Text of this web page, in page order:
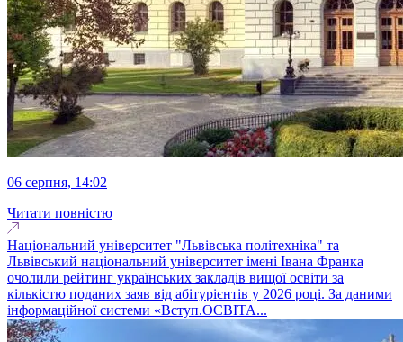
06 серпня, 14:02
Читати повністю
Національний університет "Львівська політехніка" та
Львівський національний університет імені Івана Франка
очолили рейтинг українських закладів вищої освіти за
кількістю поданих заяв від абітурієнтів у 2026 році. За даними
інформаційної системи «Вступ.ОСВІТА...